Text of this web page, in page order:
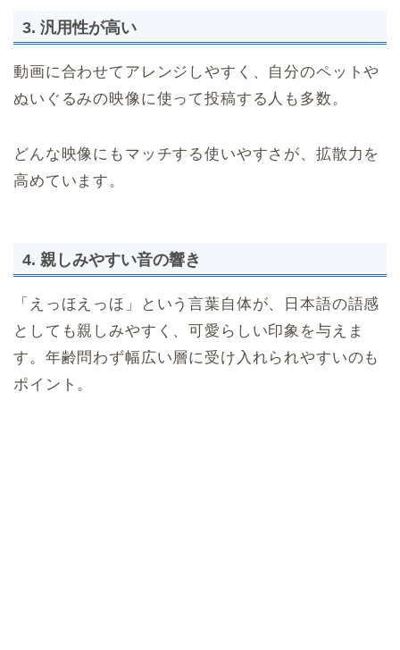
3. 汎用性が高い
動画に合わせてアレンジしやすく、自分のペットや
ぬいぐるみの映像に使って投稿する人も多数。
どんな映像にもマッチする使いやすさが、拡散力を
高めています。
4. 親しみやすい音の響き
「えっほえっほ」という言葉自体が、日本語の語感
としても親しみやすく、可愛らしい印象を与えま
す。年齢問わず幅広い層に受け入れられやすいのも
ポイント。